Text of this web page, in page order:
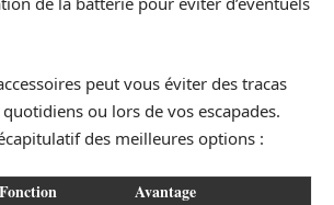
peut vous éviter des tracas
ou lors de vos escapades.
des meilleures options :
Fonction Avantage